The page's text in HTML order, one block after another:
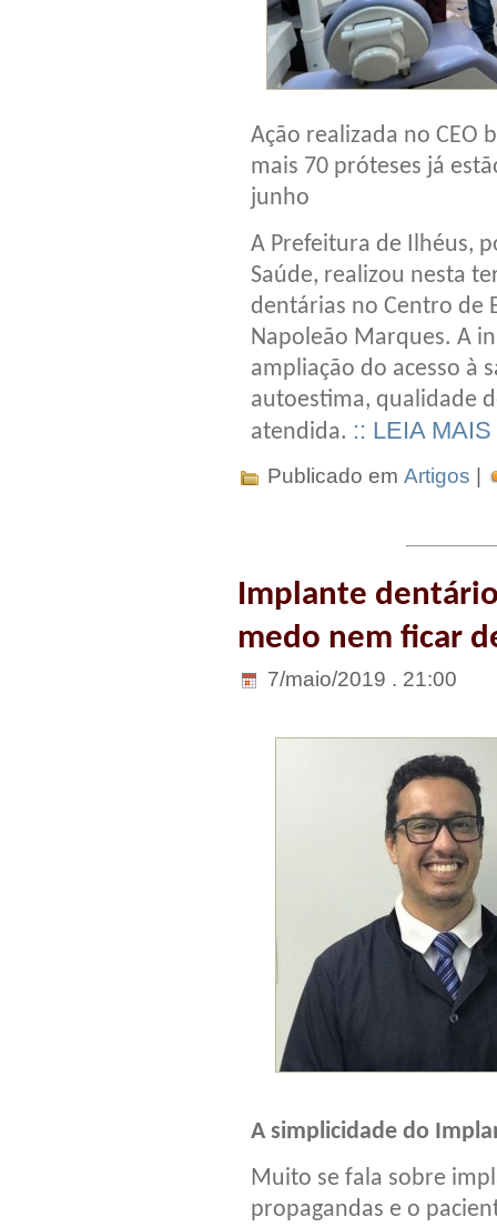
Ação realizada no CEO
mais 70 próteses já
junho
A Prefeitura de Ilhéus,
Saúde, realizou nesta
dentárias no Centro de
Napoleão Marques. A
ampliação do acesso à
autoestima, qualidade
atendida. :: LEIA MAIS
Publicado em Artigos
Implante
medo nem ficar
7/maio/2019 . 21:00
A simplicidade do
Muito se fala sobre
propagandas e o